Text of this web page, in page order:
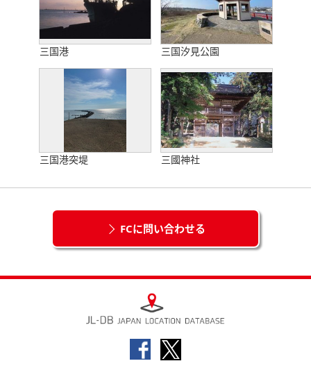
三国港 三国汐見公園
三国港突堤 三國神社
FCに問い合わせる